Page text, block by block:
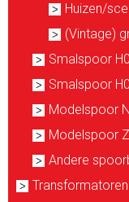
Huizen/
(Vintage)
Smalspoor
Smalspoor
Modelspoor
Modelspoor
Andere